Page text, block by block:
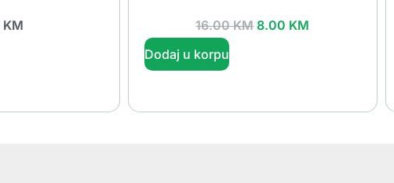
KM
16.00KM 8.00 KM
Dodaj u korpu